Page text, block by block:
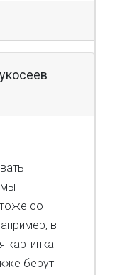
со
в
картинка
берут